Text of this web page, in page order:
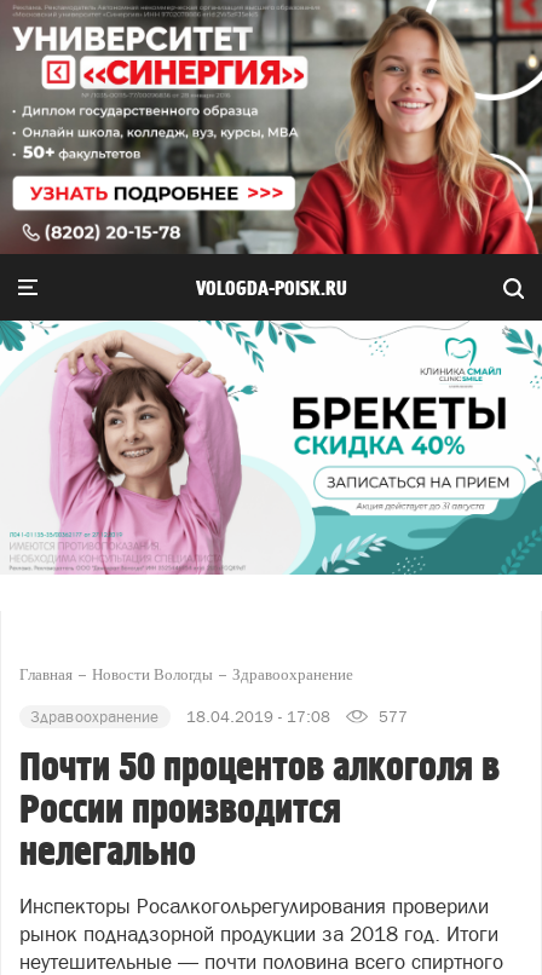
VOLOGDA-POISK.RU
Главная Новости Вологды Здравоохранение
Здравоохранение 18.04.2019 - 17:08 577
Почти 50 процентов алкоголя в
России производится
нелегально
Инспекторы Росалкогольрегулирования проверили
рынок поднадзорной продукции за 2018 год. Итоги
неутешительные — почти половина всего спиртного